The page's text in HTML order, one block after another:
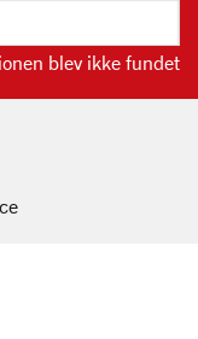
blev ikke fundet